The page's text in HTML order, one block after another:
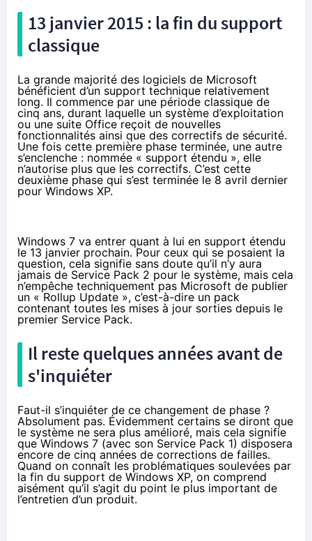
13 janvier 2015 : la fin du support
classique
La grande majorité des logiciels de Microsoft
bénéficient d’un support technique relativement
long. Il commence par une période classique de
cinq ans, durant laquelle un système d’exploitation
ou une suite Office reçoit de nouvelles
fonctionnalités ainsi que des correctifs de sécurité.
Une fois cette première phase terminée, une autre
s’enclenche : nommée « support étendu », elle
n’autorise plus que les correctifs. C’est cette
deuxième phase qui s’est terminée le 8 avril dernier
pour Windows XP.
Windows 7 va entrer quant à lui en support étendu
le 13 janvier prochain. Pour ceux qui se posaient la
question, cela signifie sans doute qu’il n’y aura
jamais de Service Pack 2 pour le système, mais cela
n’empêche techniquement pas Microsoft de publier
un « Rollup Update », c’est-à-dire un pack
contenant toutes les mises à jour sorties depuis le
premier Service Pack.
Il reste quelques années avant de
s'inquiéter
Faut-il s’inquiéter de ce changement de phase ?
Absolument pas. Évidemment certains se diront que
le système ne sera plus amélioré, mais cela signifie
que Windows 7 (avec son Service Pack 1) disposera
encore de cinq années de corrections de failles.
Quand on connaît les problématiques soulevées par
la fin du support de Windows XP, on comprend
aisément qu’il s’agit du point le plus important de
l’entretien d’un produit.